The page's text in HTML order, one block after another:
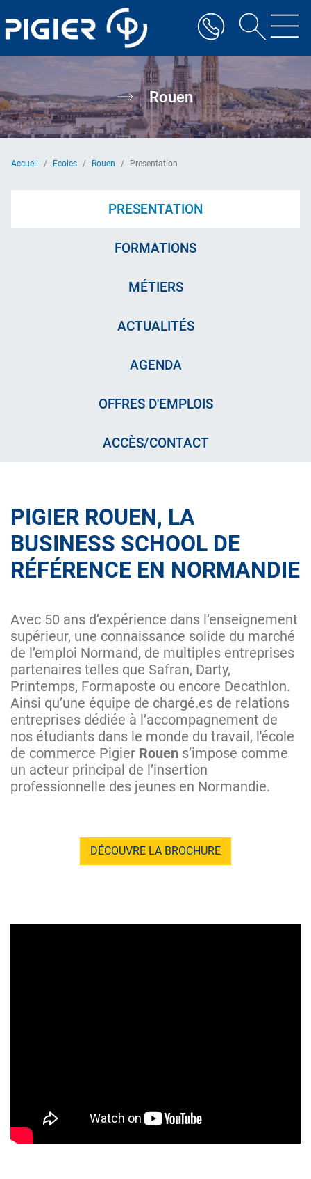
au
contenu
Rouen
Accueil Ecoles Rouen Presentation
PRESENTATION
FORMATIONS
MÉTIERS
ACTUALITÉS
AGENDA
OFFRES D'EMPLOIS
ACCÈS/CONTACT
PIGIER ROUEN, LA
BUSINESS SCHOOL DE
RÉFÉRENCE EN NORMANDIE
Avec 50 ans d’expérience dans l’enseignement
supérieur, une connaissance solide du marché
de l’emploi Normand, de multiples entreprises
partenaires telles que Safran, Darty,
Printemps, Formaposte ou encore Decathlon.
Ainsi qu’une équipe de chargé.es de relations
entreprises dédiée à l’accompagnement de
nos étudiants dans le monde du travail, l'école
de commerce Pigier Rouen s’impose comme
un acteur principal de l’insertion
professionnelle des jeunes en Normandie.
DÉCOUVRE LA BROCHURE